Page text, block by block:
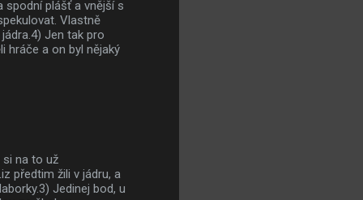
spodní plášť a vnější s
Vlastně
Jen tak pro
hráče a on byl nějaký
si na to už
předtim žili v jádru, a
Jedinej bod, u